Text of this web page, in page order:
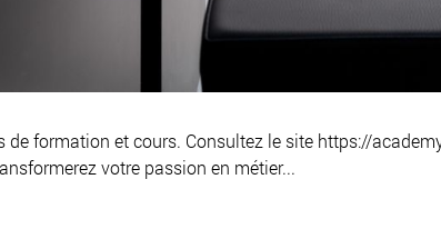
formation et cours. Consultez le site https://
votre passion en métier...